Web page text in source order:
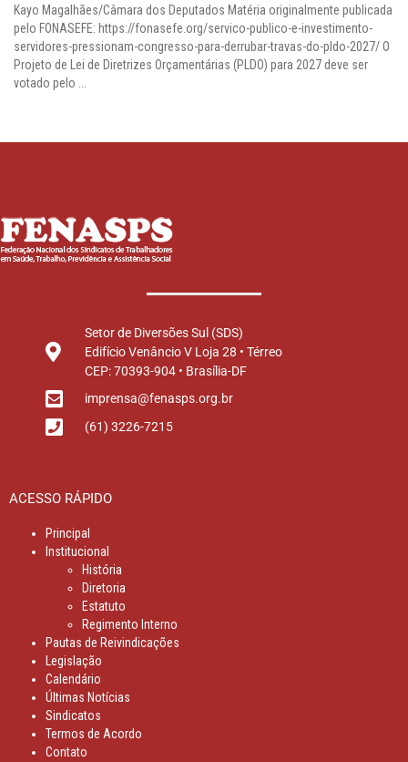
Kayo Magalhães/Câmara dos Deputados Matéria originalmente publicada
pelo FONASEFE: https://fonasefe.org/servico-publico-e-investimento-
servidores-pressionam-congresso-para-derrubar-travas-do-pldo-2027/ O
Projeto de Lei de Diretrizes Orçamentárias (PLDO) para 2027 deve ser
votado pelo ...
Setor de Diversões Sul (SDS)
Edifício Venâncio V Loja 28 • Térreo
CEP: 70393-904 • Brasília-DF
imprensa@fenasps.org.br
(61) 3226-7215
ACESSO RÁPIDO
Principal
Institucional
História
Diretoria
Estatuto
Regimento Interno
Pautas de Reivindicações
Legislação
Calendário
Últimas Notícias
Sindicatos
Termos de Acordo
Contato